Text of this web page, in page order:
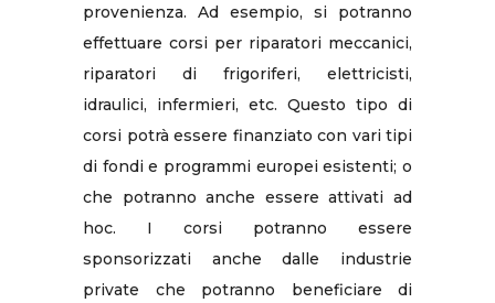
provenienza. Ad esempio, si potranno
effettuare corsi per riparatori meccanici,
riparatori di frigoriferi, elettricisti,
idraulici, infermieri, etc. Questo tipo di
corsi potrà essere finanziato con vari tipi
di fondi e programmi europei esistenti; o
che potranno anche essere attivati ad
hoc. I corsi potranno essere
sponsorizzati anche dalle industrie
private che potranno beneficiare di